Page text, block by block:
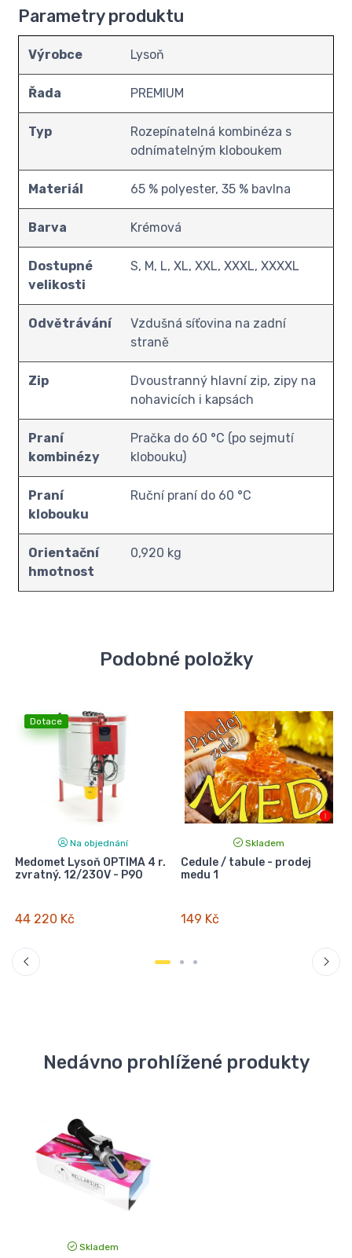
Parametry produktu
Výrobce Lysoň
Řada PREMIUM
Typ
Rozepínatelná kombinéza s
odnímatelným kloboukem
Materiál 65 % polyester, 35 % bavlna
Barva Krémová
Dostupné
velikosti
S, M, L, XL, XXL, XXXL, XXXXL
Odvětrávání
Vzdušná síťovina na zadní
straně
Zip
Dvoustranný hlavní zip, zipy na
nohavicích i kapsách
Praní
kombinézy
Pračka do 60 °C (po sejmutí
klobouku)
Praní
klobouku
Ruční praní do 60 °C
Orientační
hmotnost
0,920 kg
Podobné položky
Dotace
Na objednání
Medomet Lysoň OPTIMA 4 r.
zvratný. 12/230V - P90
44 220 Kč
Skladem
Cedule / tabule - prodej
medu 1
149 Kč
Nedávno prohlížené produkty
Skladem